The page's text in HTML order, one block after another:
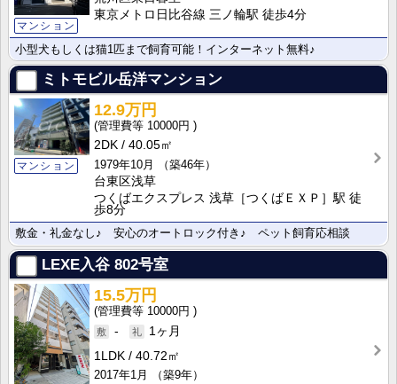
マンション
東京メトロ日比谷線 三ノ輪駅 徒歩4分
小型犬もしくは猫1匹まで飼育可能！インターネット無料♪
ミトモビル岳洋マンション
マンション
12.9万円
10000円
2DK
40.05㎡
1979年10月
（築46年）
台東区浅草
つくばエクスプレス 浅草［つくばＥＸＰ］駅 徒
歩8分
敷金・礼金なし♪ 安心のオートロック付き♪ ペット飼育応相談
LEXE入谷 802号室
15.5万円
10000円
-
1ヶ月
1LDK
40.72㎡
2017年1月
（築9年）